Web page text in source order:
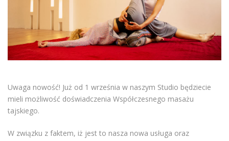
Uwaga nowość! Już od 1 września w naszym Studio będziecie
mieli możliwość doświadczenia Współczesnego masażu
tajskiego.
W związku z faktem, iż jest to nasza nowa usługa oraz